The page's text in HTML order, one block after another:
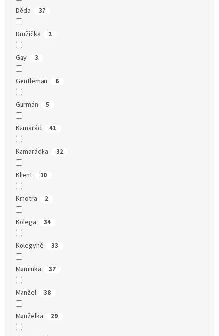
Děda 37
Družička 2
Gay 3
Gentleman 6
Gurmán 5
Kamarád 41
Kamarádka 32
Klient 10
Kmotra 2
Kolega 34
Kolegyně 33
Maminka 37
Manžel 38
Manželka 29